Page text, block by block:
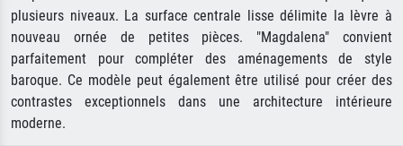
plusieurs niveaux. La surface centrale lisse délimite la lèvre à
nouveau ornée de petites pièces. "Magdalena" convient
parfaitement pour compléter des aménagements de style
baroque. Ce modèle peut également être utilisé pour créer des
contrastes exceptionnels dans une architecture intérieure
moderne.